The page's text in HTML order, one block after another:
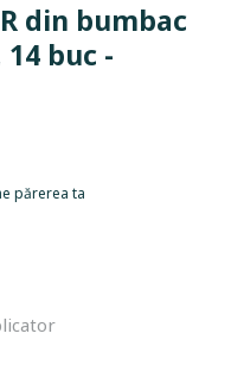
din bumbac
buc -
părerea ta